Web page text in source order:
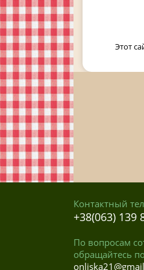
Этот
Контактный
+38(063) 139
По вопросам
обращайтесь